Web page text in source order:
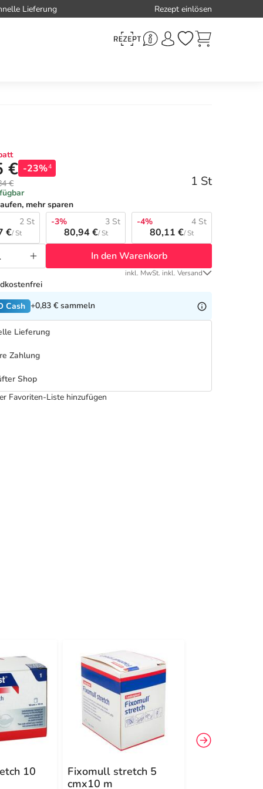
Lieferung Rezept einlösen
€ -23%4
€ 1 St
mehr sparen
2 St
€/ St
-3% 3 St
80,94 €/ St
-4% 4 St
80,11 €/ St
In den Warenkorb
inkl. MwSt. inkl. Versand
Cash +0,83 € sammeln
Lieferung
Zahlung
Shop
Favoriten-Liste hinzufügen
10
Fixomull stretch 5
cmx10 m